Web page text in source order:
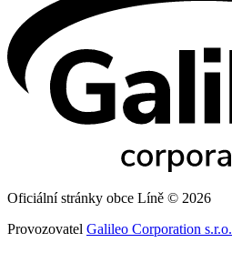
Oficiální stránky obce Líně © 2026
Provozovatel Galileo Corporation s.r.o.